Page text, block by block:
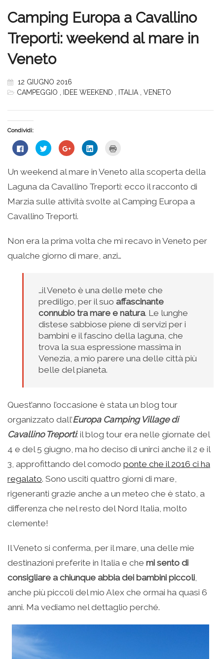
Camping Europa a Cavallino
Treporti: weekend al mare in
Veneto
12 GIUGNO 2016
CAMPEGGIO
IDEE WEEKEND ITALIA VENETO
Condividi:
Fai
clic
su
Facebook
apre
una
nuova
finestra)
Fai
clic
condividere
su
Twitter
(Si
in
una
nuova
finestra)
Fai
clic
condividere
su
Google+
(Si
in
una
nuova
finestra)
Fai
clic
condividere
su
LinkedIn
(Si
apre
in
una
stampare
(Si
apre
in
nuova
finestra)
Un weekend al mare in Veneto alla scoperta della
Laguna da Cavallino Treporti: ecco il racconto di
Marzia sulle attività svolte al Camping Europa a
Cavallino Treporti.
Non era la prima volta che mi recavo in Veneto per
qualche giorno di mare, anzi…
…il Veneto è una delle mete che
prediligo, per il suo affascinante
connubio tra mare e natura. Le lunghe
distese sabbiose piene di servizi per i
bambini e il fascino della laguna, che
trova la sua espressione massima in
Venezia, a mio parere una delle città più
belle del pianeta.
Quest’anno l’occasione è stata un blog tour
organizzato dall’Europa Camping Village di
Cavallino Treporti: il blog tour era nelle giornate del
4 e del 5 giugno, ma ho deciso di unirci anche il 2 e il
3, approfittando del comodo ponte che il 2016 ci ha
regalato. Sono usciti quattro giorni di mare,
rigeneranti grazie anche a un meteo che è stato, a
differenza che nel resto del Nord Italia, molto
clemente!
Il Veneto si conferma, per il mare, una delle mie
destinazioni preferite in Italia e che mi sento di
consigliare a chiunque abbia dei bambini piccoli
anche più piccoli del mio Alex che ormai ha quasi 6
anni. Ma vediamo nel dettaglio perché.